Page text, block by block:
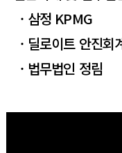
삼정 KPMG
딜로이트 안진회
법무법인 정림